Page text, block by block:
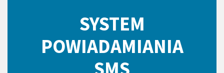
SYSTEM
POWIADAMIANIA